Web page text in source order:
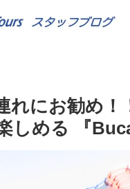
れにお勧め
しめる 『